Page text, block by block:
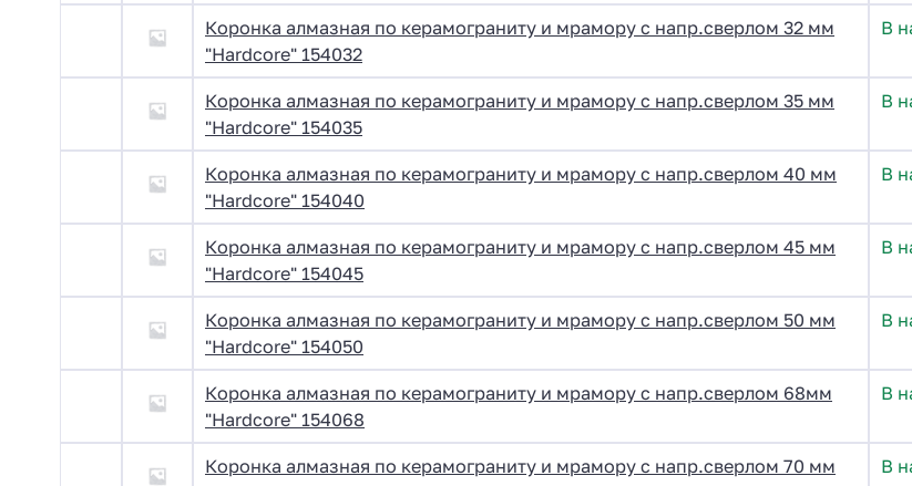
Коронка алмазная по керамограниту и мрамору с напр.сверлом 32 мм
"Hardcore" 154032
В
Коронка алмазная по керамограниту и мрамору с напр.сверлом 35 мм
"Hardcore" 154035
В
Коронка алмазная по керамограниту и мрамору с напр.сверлом 40 мм
"Hardcore" 154040
В
Коронка алмазная по керамограниту и мрамору с напр.сверлом 45 мм
"Hardcore" 154045
В
Коронка алмазная по керамограниту и мрамору с напр.сверлом 50 мм
"Hardcore" 154050
В
Коронка алмазная по керамограниту и мрамору с напр.сверлом 68мм
"Hardcore" 154068
В
Коронка алмазная по керамограниту и мрамору с напр.сверлом 70 мм
В